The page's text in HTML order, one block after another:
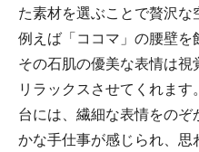
た素材を選ぶことで贅沢な
例えば「ココマ」の腰壁を
その石肌の優美な表情は
リラックスさせてくれま
台には、繊細な表情をの
かな手仕事が感じられ、思